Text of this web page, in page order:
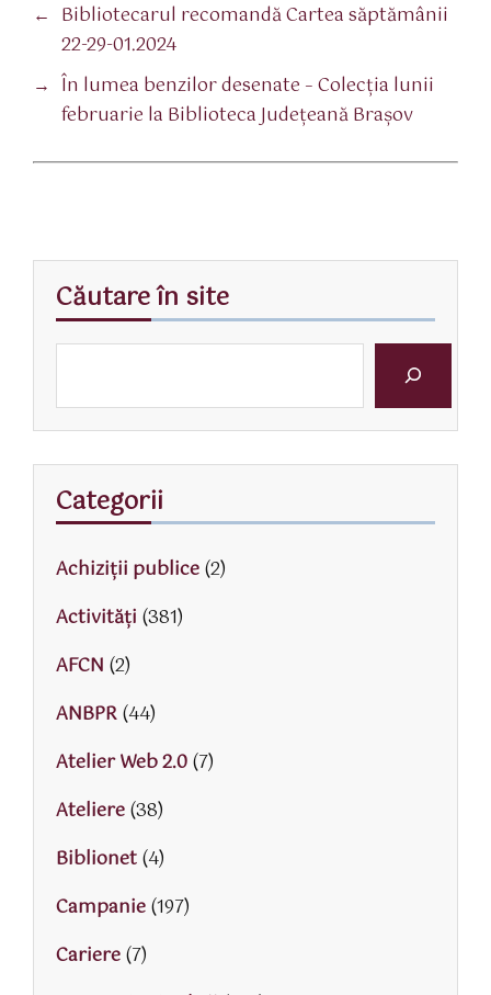
← Bibliotecarul recomandă Cartea săptămânii
22-29-01.2024
→ În lumea benzilor desenate – Colecţia lunii
februarie la Biblioteca Judeţeană Braşov
Căutare în site
Categorii
Achiziții publice(2)
Activităţi (381)
AFCN (2)
ANBPR(44)
Atelier Web 2.0(7)
Ateliere(38)
Biblionet(4)
Campanie(197)
Cariere(7)